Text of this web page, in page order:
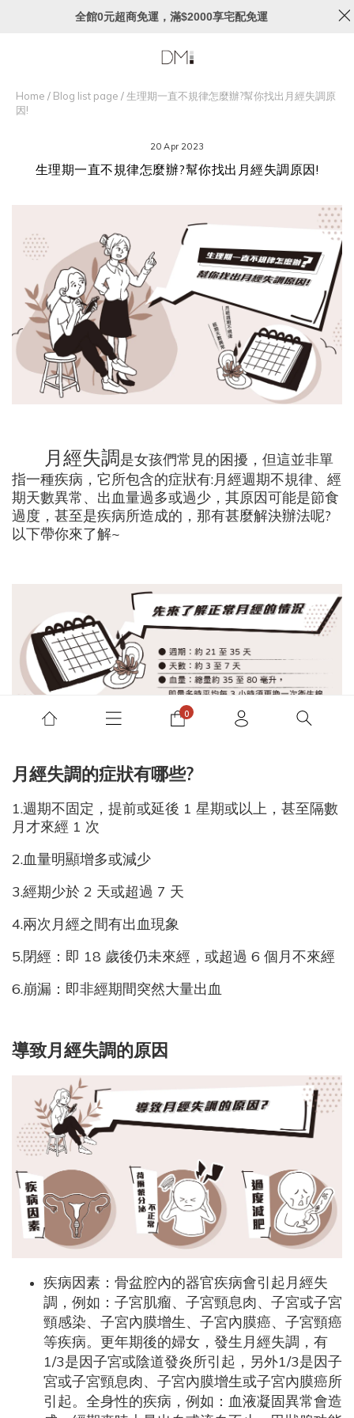
Home / Blog list page /生理期一直不規律怎麼辦?幫你找出月經失調原
因!
20 Apr 2023
生理期一直不規律怎麼辦?幫你找出月經失調原因!
月經失調是女孩們常見的困擾，但這並非單
指一種疾病，它所包含的症狀有:月經週期不規律、經
期天數異常、出血量過多或過少，其原因可能是節食
過度，甚至是疾病所造成的，那有甚麼解決辦法呢?
以下帶你來了解~
月經失調的症狀有哪些?
1.週期不固定，提前或延後 1 星期或以上，甚至隔數
月才來經 1 次
2.血量明顯增多或減少
3.經期少於 2 天或超過 7 天
4.兩次月經之間有出血現象
5.閉經：即 18 歲後仍未來經，或超過 6 個月不來經
6.崩漏：即非經期間突然大量出血
導致月經失調的原因
疾病因素：骨盆腔內的器官疾病會引起月經失
調，例如：子宮肌瘤、子宮頸息肉、子宮或子宮
頸感染、子宮內膜增生、子宮內膜癌、子宮頸癌
等疾病。更年期後的婦女，發生月經失調，有
1/3是因子宮或陰道發炎所引起，另外1/3是因子
宮或子宮頸息肉、子宮內膜增生或子宮內膜癌所
引起。全身性的疾病，例如：血液凝固異常會造
全館0元超商免運，滿$2000享宅配免運